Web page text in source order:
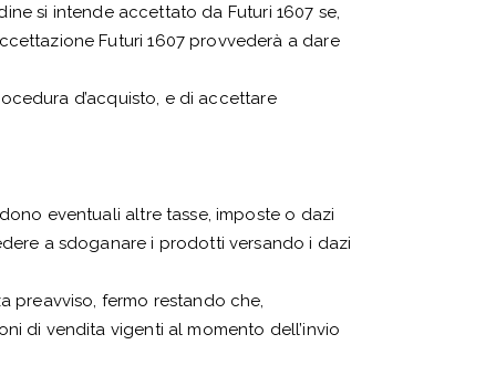
si intende accettato da Futuri 1607 se,
Futuri 1607 provvederà a dare
d’acquisto, e di accettare
eventuali altre tasse, imposte o dazi
a sdoganare i prodotti versando i dazi
preavviso, fermo restando che,
di vendita vigenti al momento dell’invio